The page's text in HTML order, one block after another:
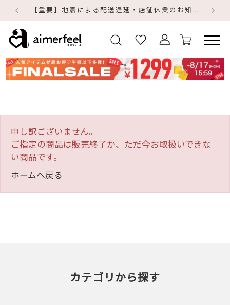
【重要】地震による配送遅延・店舗休業のお知らせ
申し訳ございません。
ご指定の商品は販売終了か、ただ今お取扱いできな
い商品です。
ホームへ戻る
カテゴリから探す